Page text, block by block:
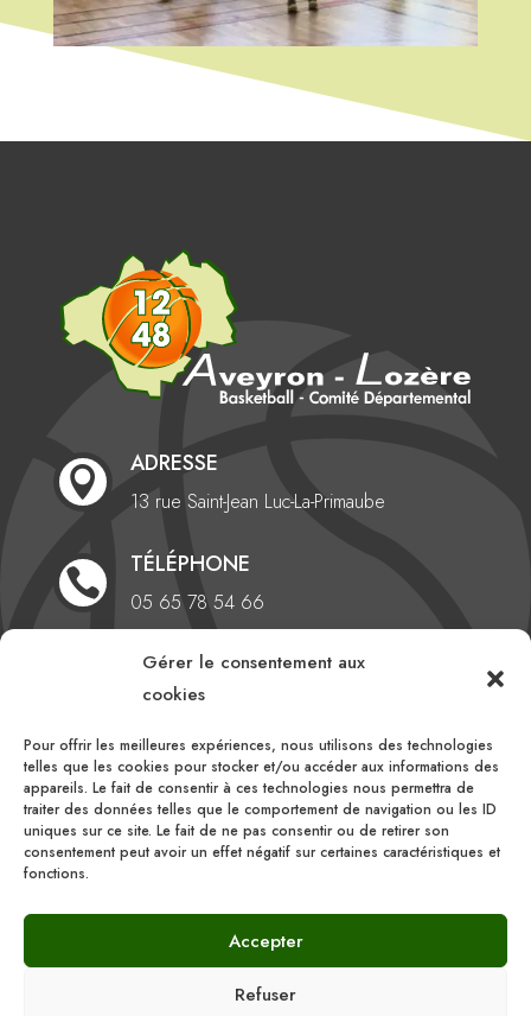
Gérer le consentement aux
cookies
Pour offrir les meilleures expériences, nous utilisons des technologies
telles que les cookies pour stocker et/ou accéder aux informations des
appareils. Le fait de consentir à ces technologies nous permettra de
traiter des données telles que le comportement de navigation ou les ID
uniques sur ce site. Le fait de ne pas consentir ou de retirer son
consentement peut avoir un effet négatif sur certaines caractéristiques et
fonctions.
Accepter
Refuser

ADRESSE
13 rue Saint-Jean Luc-La-Primaube

TÉLÉPHONE
05 65 78 54 66
EMAIL
comite@aveyronlozerebasketball.org

HEURES D'OUVERTURE
Du lundi au vendredi
10h00 – 16h00